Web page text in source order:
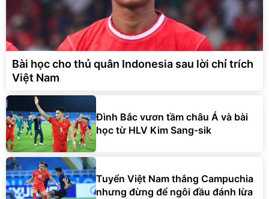
Bài học cho thủ quân Indonesia sau lời chỉ trích
Việt Nam
Đình Bắc vươn tầm châu Á và bài
học từ HLV Kim Sang-sik
Tuyển Việt Nam thắng Campuchia
nhưng đừng để ngôi đầu đánh lừa